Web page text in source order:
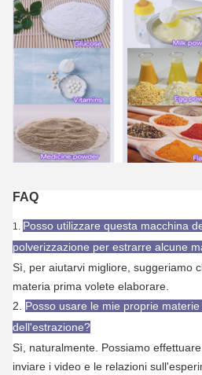
FAQ
1. Posso utilizzare questa macchina
polverizzazione per estrarre alcune
Sì, per aiutarvi migliore, suggeriamo
materia prima volete elaborare.
2. Posso usare le mie proprie
dell'estrazione?
Sì, naturalmente. Possiamo
inviare i video e le relazioni